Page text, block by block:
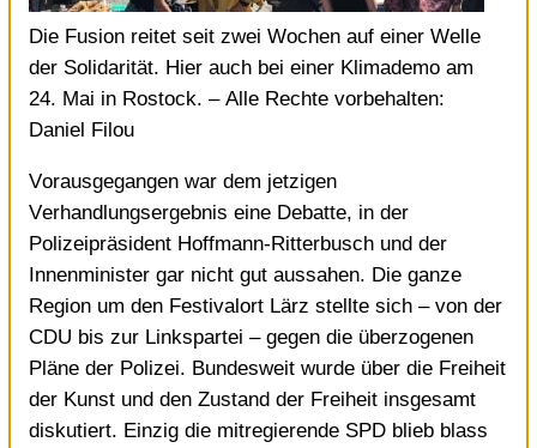
Die Fusion reitet seit zwei Wochen auf einer Welle
der Solidarität. Hier auch bei einer Klimademo am
24. Mai in Rostock. – Alle Rechte vorbehalten:
Daniel Filou
Vorausgegangen war dem jetzigen
Verhandlungsergebnis eine Debatte, in der
Polizeipräsident Hoffmann-Ritterbusch und der
Innenminister gar nicht gut aussahen. Die ganze
Region um den Festivalort Lärz stellte sich – von der
CDU bis zur Linkspartei – gegen die überzogenen
Pläne der Polizei. Bundesweit wurde über die Freiheit
der Kunst und den Zustand der Freiheit insgesamt
diskutiert. Einzig die mitregierende SPD blieb blass